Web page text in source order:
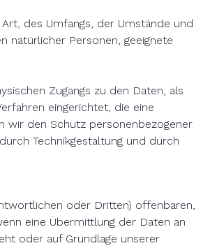
des Umfangs, der Umstände und
natürlicher Personen, geeignete
Zugangs zu den Daten, als
eingerichtet, die eine
wir den Schutz personenbezogener
Technikgestaltung und durch
oder Dritten) offenbaren,
eine Übermittlung der Daten an
oder auf Grundlage unserer